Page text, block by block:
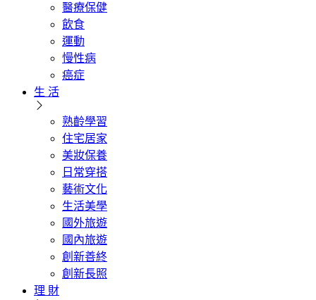
醫療保健
飲食
運動
慢性病
癌症
生 活
熟齡學習
住宅居家
美妝保養
日常穿搭
藝術文化
生活美學
國外旅遊
國內旅遊
創新善終
創新長照
理 財